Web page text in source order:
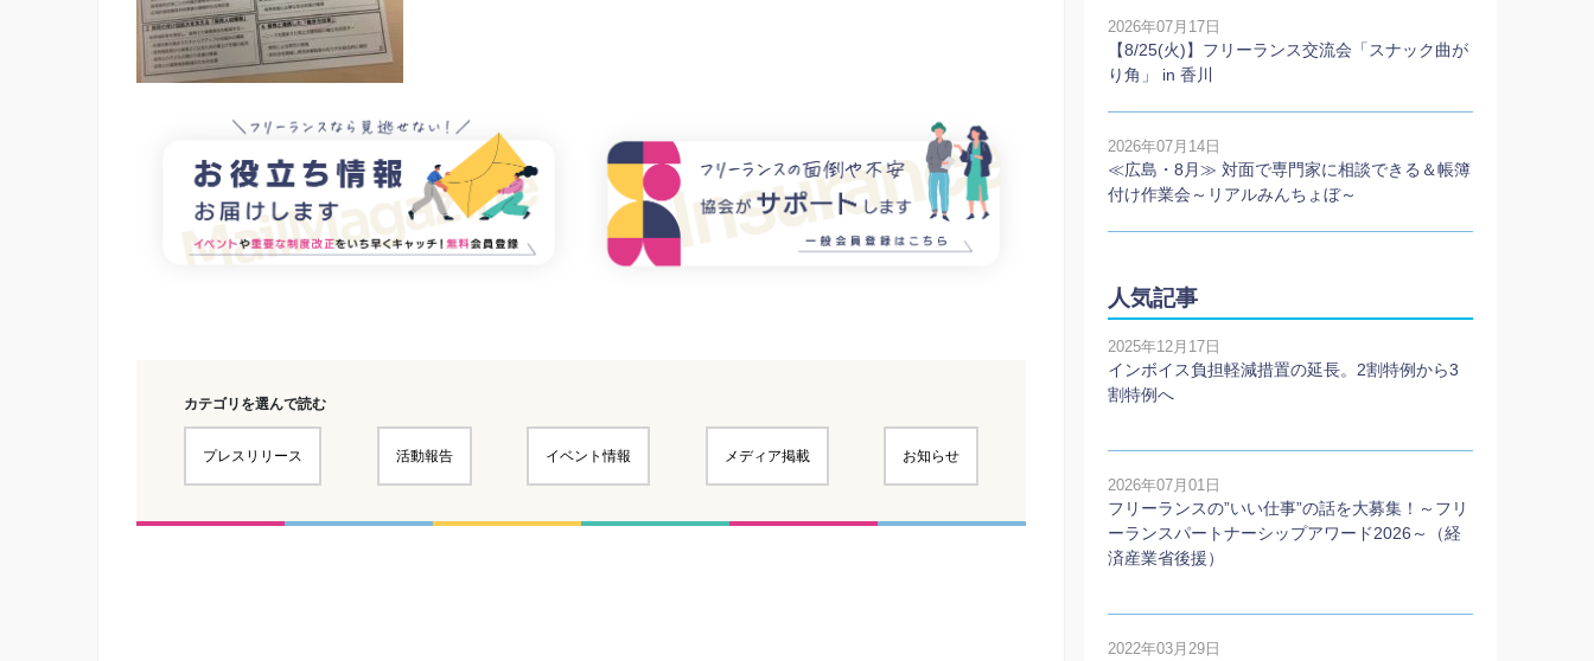
カテゴリを選んで読む
プレスリリース 活動報告 イベント情報 メディア掲載 お知らせ
2026年07月17日
【8/25(火)】フリーランス交流会「スナック曲が
り角」 in 香川
2026年07月14日
≪広島・8月≫ 対面で専門家に相談できる＆帳簿
付け作業会～リアルみんちょぼ～
人気記事
2025年12月17日
インボイス負担軽減措置の延長。2割特例から3
割特例へ
2026年07月01日
フリーランスの”いい仕事”の話を大募集！～フリ
ーランスパートナーシップアワード2026～（経
済産業省後援）
2022年03月29日